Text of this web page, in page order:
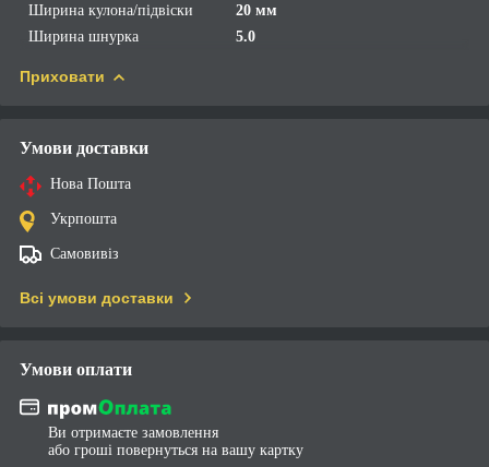
Ширина кулона/підвіски
20 мм
Ширина шнурка
5.0
Приховати
Умови доставки
Нова Пошта
Укрпошта
Самовивіз
Всі умови доставки
Умови оплати
Ви отримаєте замовлення
або гроші повернуться на вашу картку